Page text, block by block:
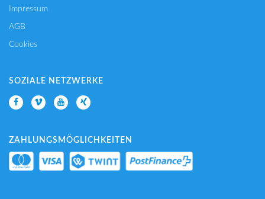
Impressum
AGB
Cookies
SOZIALE NETZWERKE
ZAHLUNGSMÖGLICHKEITEN